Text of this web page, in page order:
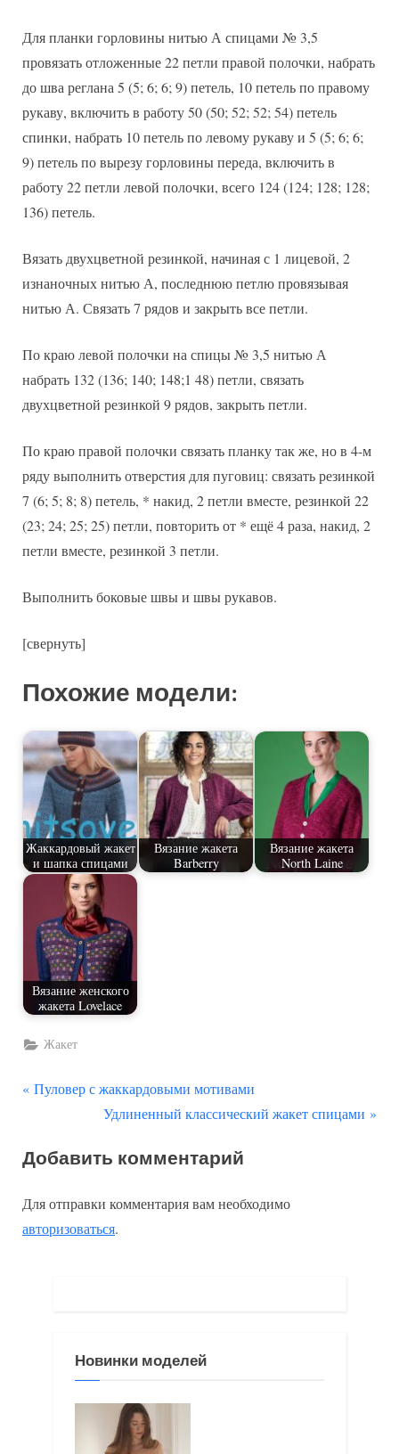
Для планки горловины нитью А спицами № 3,5
провязать отложенные 22 петли правой полочки, набрать
до шва реглана 5 (5; 6; 6; 9) петель, 10 петель по правому
рукаву, включить в работу 50 (50; 52; 52; 54) петель
спинки, набрать 10 петель по левому рукаву и 5 (5; 6; 6;
9) петель по вырезу горловины переда, включить в
работу 22 петли левой полочки, всего 124 (124; 128; 128;
136) петель.
Вязать двухцветной резинкой, начиная с 1 лицевой, 2
изнаночных нитью А, последнюю петлю провязывая
нитью А. Связать 7 рядов и закрыть все петли.
По краю левой полочки на спицы № 3,5 нитью А
набрать 132 (136; 140; 148;1 48) петли, связать
двухцветной резинкой 9 рядов, закрыть петли.
По краю правой полочки связать планку так же, но в 4-м
ряду выполнить отверстия для пуговиц: связать резинкой
7 (6; 5; 8; 8) петель, * накид, 2 петли вместе, резинкой 22
(23; 24; 25; 25) петли, повторить от * ещё 4 раза, накид, 2
петли вместе, резинкой 3 петли.
Выполнить боковые швы и швы рукавов.
[свернуть]
Похожие модели:
Жаккардовый жакет
и шапка спицами
Вязание жакета
Barberry
Вязание жакета
North Laine
Вязание женского
жакета Lovelace
Жакет
Навигация
записям
П
д
д
у
Пуловер с жаккардовыми мотивами
С
е
у
ю
а
Удлиненный классический жакет спицами
Добавить комментарий
Для отправки комментария вам необходимо
авторизоваться.
Новинки моделей